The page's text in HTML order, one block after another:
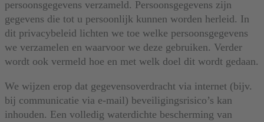
persoonsgegevens verzameld. Persoonsgegevens zijn
gegevens die tot u persoonlijk kunnen worden herleid. In
dit privacybeleid lichten we toe welke persoonsgegevens
we verzamelen en waarvoor we deze gebruiken. Verder
wordt ook vermeld hoe en met welk doel dit wordt gedaan.
We wijzen erop dat gegevensoverdracht via internet (bijv.
bij communicatie via e-mail) beveiligingsrisico’s kan
inhouden. Een volledig waterdichte bescherming van